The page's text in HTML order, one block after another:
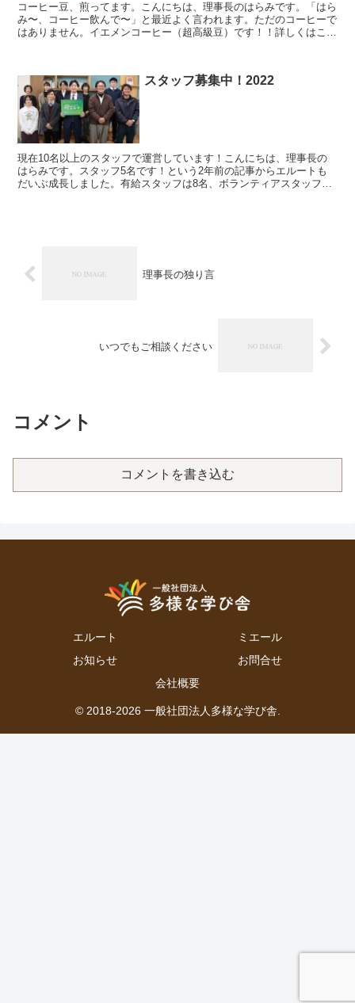
コーヒー豆、煎ってます。こんにちは、理事長のはらみです。「はら
み〜、コーヒー飲んで〜」と最近よく言われます。ただのコーヒーで
はありません。イエメンコーヒー（超高級豆）です！！詳しくはこち
スタッフ募集中！2022
現在10名以上のスタッフで運営しています！こんにちは、理事長の
はらみです。スタッフ5名です！という2年前の記事からエルートも
だいぶ成長しました。有給スタッフは8名、ボランティアスタッフ2
理事長の独り言
いつでもご相談ください
コメント
コメントを書き込む
エルート
ミエール
お知らせ
お問合せ
会社概要
© 2018-2026 一般社団法人多様な学び舎.